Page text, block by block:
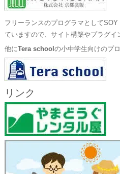
フリーランスのプログラマとして
ていますので、サイト構築やプラグイ
他にTera school の小中学生向けのプ
リンク